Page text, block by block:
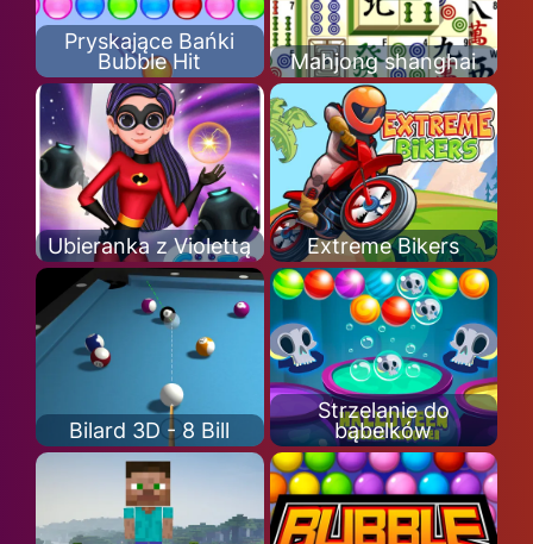
Pryskające Bańki
Bubble Hit
Mahjong shanghai
Ubieranka z Violettą Extreme Bikers
Bilard 3D - 8 Bill
Strzelanie do
bąbelków